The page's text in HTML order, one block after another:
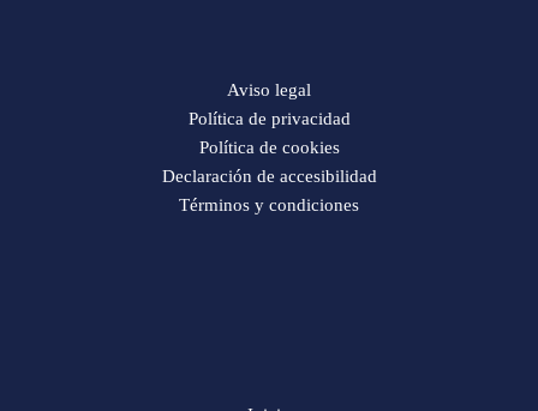
Aviso legal
Política de privacidad
Política de cookies
Declaración de accesibilidad
Términos y condiciones